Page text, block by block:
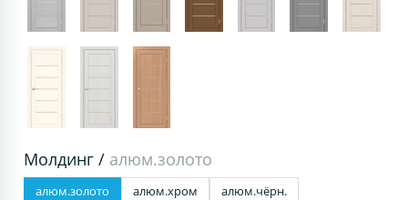
Молдинг / алюм.золото
алюм.золото алюм.хром алюм.чёрн.